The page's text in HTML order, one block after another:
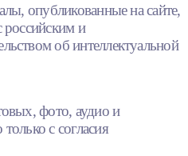
опубликованные на сайте,
российским и
об интеллектуальной
фото, аудио и
с согласия